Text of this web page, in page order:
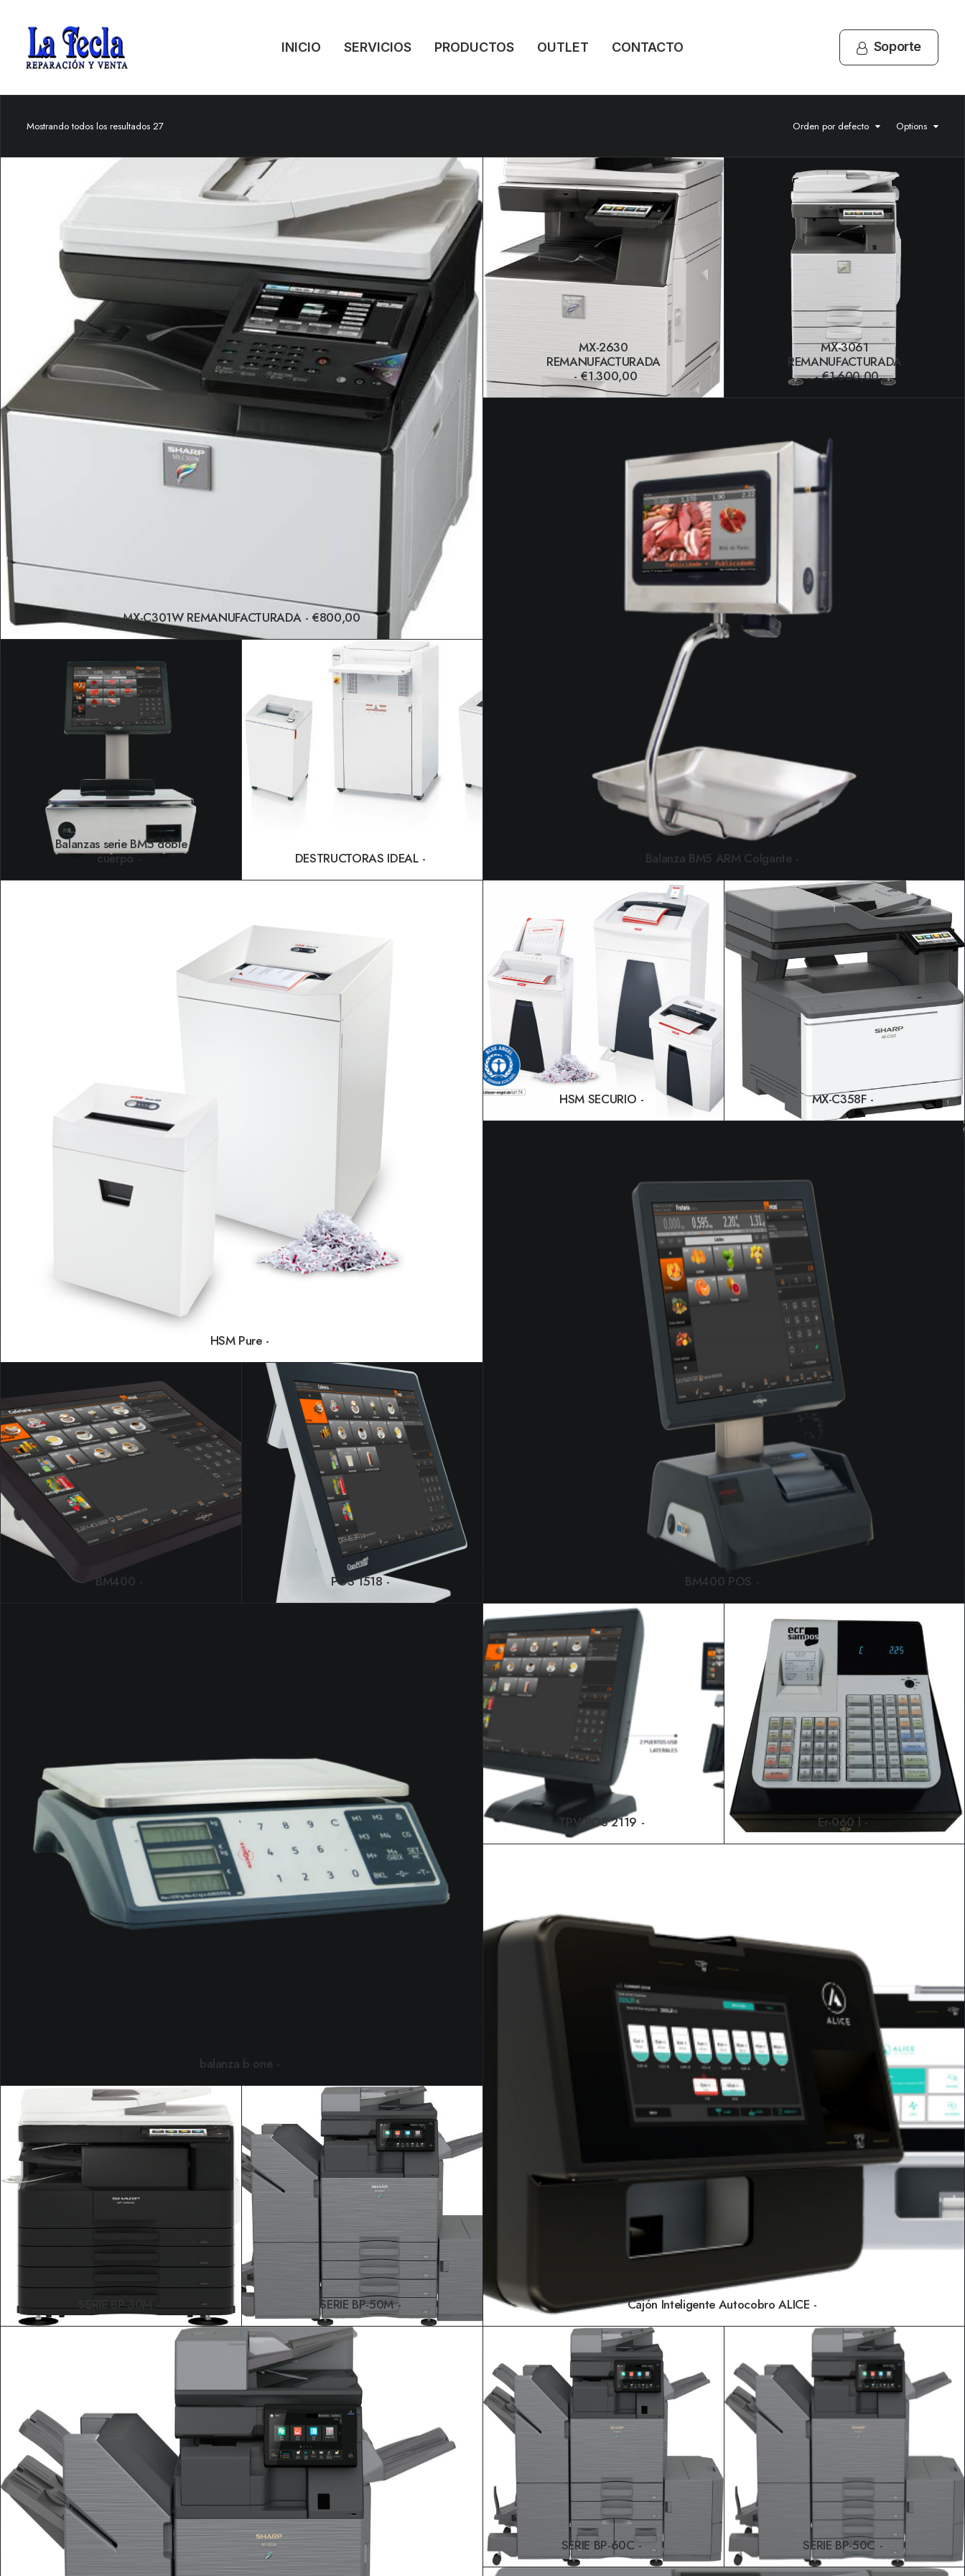
INICIO SERVICIOS PRODUCTOS OUTLET CONTACTO Soporte
Mostrando todos los resultados 27 Orden por defecto Options
MX-C301W REMANUFACTURADA €800,00
MX-2630
REMANUFACTURADA
€1.300,00
MX-3061
REMANUFACTURADA
€1.600,00
Balanza BM5 ARM Colgante
LEER MÁS
Balanzas serie BM5 doble
cuerpo
DESTRUCTORAS IDEAL
HSM Pure
HSM SECURIO MX-C358F
BM400 POS
BM400 POS 1518
balanza b one
LEER MÁS
TPV POS 2119 Er-060 l
Cajón Inteligente Autocobro ALICE
SERIE BP-30M SERIE BP-50M
SERIE BP-60C SERIE BP-50C